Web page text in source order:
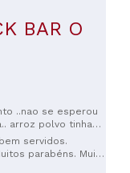
BAR O
..nao se esperou
arroz polvo tinha
bom
servidos.
parabéns. Muito